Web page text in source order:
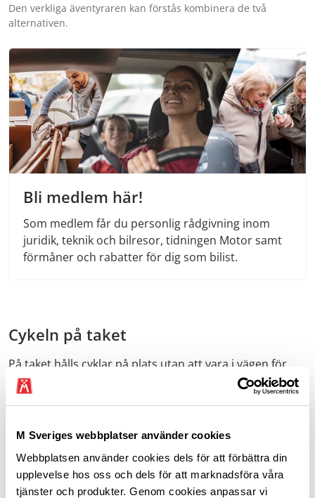
M Sveriges webbplatser använder cookies
Webbplatsen använder cookies dels för att förbättra din
upplevelse hos oss och dels för att marknadsföra våra
tjänster och produkter. Genom cookies anpassar vi
Den verkliga äventyraren kan förstås kombinera de två
alternativen.
Bli medlem här!
Som medlem får du personlig rådgivning inom
juridik, teknik och bilresor, tidningen Motor samt
förmåner och rabatter för dig som bilist.
Cykeln på taket
På taket hålls cyklar på plats utan att vara i vägen för
bakluckan, och du behöver heller inte oroa dig för att
vare sig registreringsskylten eller bakljusen skyms.
bilens takräcke. Att cyklarna ska upp och ned från taket
kan vara svåra att få ett bra grepp om. Regnar det är
det lätt att tappa cykeln och skada både dig själv och